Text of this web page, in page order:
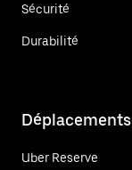
Sécurité
Durabilité
Déplacements
Uber Reserve